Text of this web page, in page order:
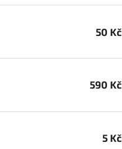
50 Kč
590 Kč
5 Kč